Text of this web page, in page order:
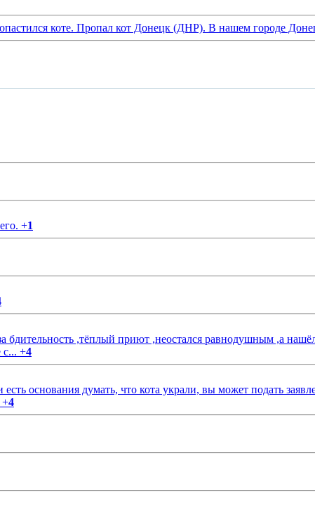
коте. Пропал кот Донецк (ДНР). В нашем городе
+1
,тёплый приют ,неостался равнодушным ,а
+4
основания думать, что кота украли, вы может подать
+4